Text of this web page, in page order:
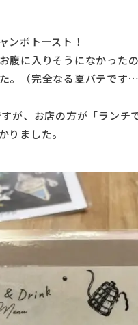
ンボトースト！
腹に入りそうになかった
。（完全なる夏バテです
が、お店の方が「ランチ
りました。